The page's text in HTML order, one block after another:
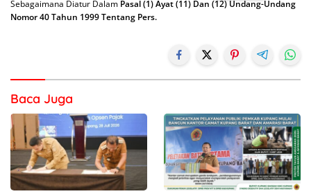
Sebagaimana Diatur Dalam Pasal (1) Ayat (11) Dan (12) Undang-Undang
Nomor 40 Tahun 1999 Tentang Pers.
Baca Juga